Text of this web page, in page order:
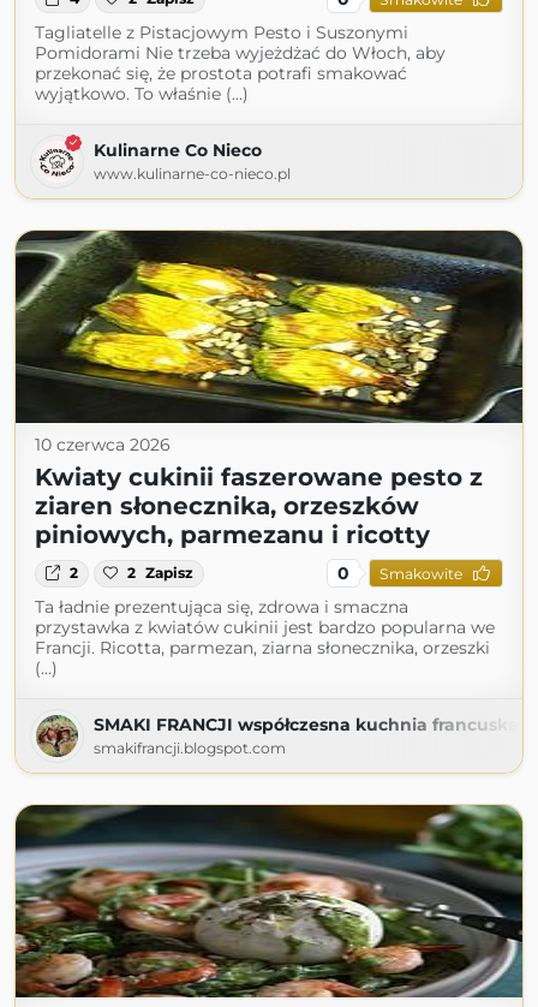
Tagliatelle z Pistacjowym Pesto i Suszonymi
Pomidorami Nie trzeba wyjeżdżać do Włoch, aby
przekonać się, że prostota potrafi smakować
wyjątkowo. To właśnie (...)
Kulinarne Co Nieco
www.kulinarne-co-nieco.pl
10 czerwca 2026
Kwiaty cukinii faszerowane pesto z
ziaren słonecznika, orzeszków
piniowych, parmezanu i ricotty
2 2 Zapisz 0 Smakowite
Ta ładnie prezentująca się, zdrowa i smaczna
przystawka z kwiatów cukinii jest bardzo popularna we
Francji. Ricotta, parmezan, ziarna słonecznika, orzeszki
(...)
SMAKI FRANCJI współczesna kuchnia francuska
smakifrancji.blogspot.com